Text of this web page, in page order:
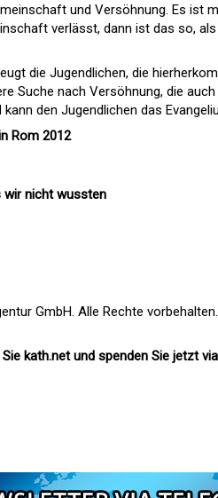
und Versöhnung. Es ist
verlässt, dann ist das so,
die Jugendlichen, die
Suche nach Versöhnung, die
den Jugendlichen das
Rom 2012
wir nicht wussten
GmbH. Alle Rechte vorbehalten.
kath.net und spenden Sie jetzt